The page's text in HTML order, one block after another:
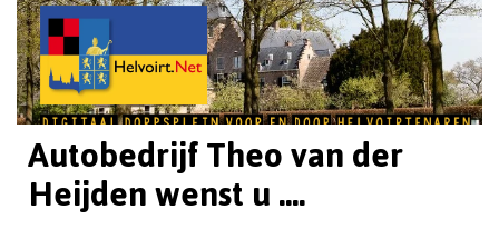
Autobedrijf Theo van der
Heijden wenst u ....